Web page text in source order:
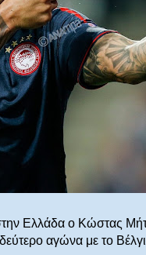
Ελλάδα ο Κώστας
αγώνα με το